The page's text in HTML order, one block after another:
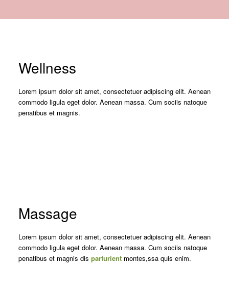
Wellness
Lorem ipsum dolor sit amet, consectetuer adipiscing elit. Aenean
commodo ligula eget dolor. Aenean massa. Cum sociis natoque
penatibus et magnis.
Massage
Lorem ipsum dolor sit amet, consectetuer adipiscing elit. Aenean
commodo ligula eget dolor. Aenean massa. Cum sociis natoque
penatibus et magnis dis parturientmontes,ssa quis enim.